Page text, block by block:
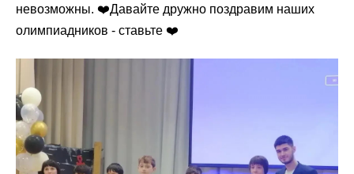
невозможны. ❤️Давайте дружно поздравим наших
олимпиадников - ставьте ❤️